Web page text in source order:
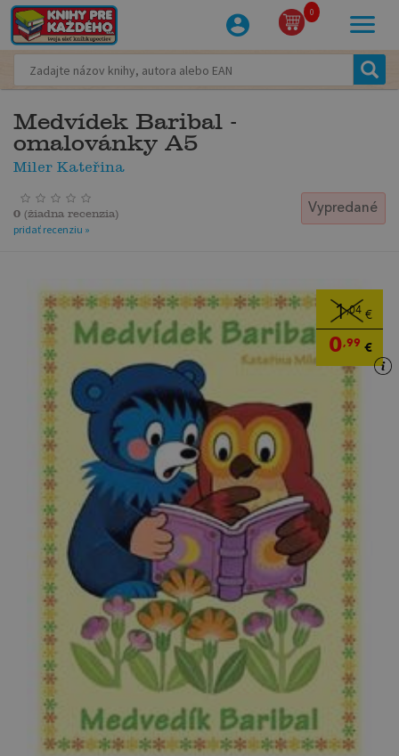
0
Medvídek Baribal -
omalovánky A5
Miler Kateřina
Vypredané
0 (žiadna recenzia)
pridať recenziu »
1,04 €
0,99 €